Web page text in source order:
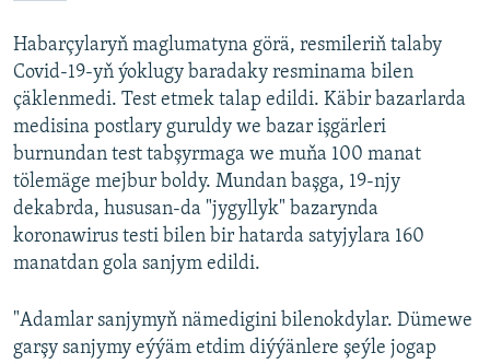
Habarçylaryň maglumatyna görä, resmileriň talaby
Covid-19-yň ýoklugy baradaky resminama bilen
çäklenmedi. Test etmek talap edildi. Käbir bazarlarda
medisina postlary guruldy we bazar işgärleri
burnundan test tabşyrmaga we muňa 100 manat
tölemäge mejbur boldy. Mundan başga, 19-njy
dekabrda, hususan-da "jygyllyk" bazarynda
koronawirus testi bilen bir hatarda satyjylara 160
manatdan gola sanjym edildi.
"Adamlar sanjymyň nämedigini bilenokdylar. Dümewe
garşy sanjymy eýýäm etdim diýýänlere şeýle jogap